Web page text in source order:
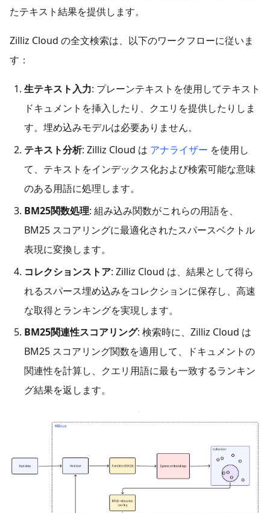
たテキスト結果を提供します。
Zilliz Cloud の全文検索は、以下のワークフローに従いま
す：
生テキスト入力: プレーンテキストを使用してテキスト
ドキュメントを挿入したり、クエリを提供したりしま
す。埋め込みモデルは必要ありません。
テキスト分析: Zilliz Cloud は アナライザー を使用し
て、テキストをインデックス化および検索可能な意味
のある用語に処理します。
BM25関数処理: 組み込み関数がこれらの用語を、
BM25 スコアリングに最適化されたスパースベクトル
表現に変換します。
コレクションストア: Zilliz Cloud は、結果として得ら
れるスパース埋め込みをコレクションに保存し、高速
な取得とランキングを実現します。
BM25関連性スコアリング: 検索時に、Zilliz Cloud は
BM25 スコアリング関数を適用して、ドキュメントの
関連性を計算し、クエリ用語に最も一致するランキン
グ結果を返します。